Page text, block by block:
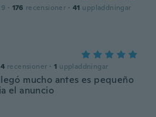
· 176 recensioner · 41 uppladdningar
4 recensioner · 1 uppladdningar
mucho antes es pequeño
el anuncio